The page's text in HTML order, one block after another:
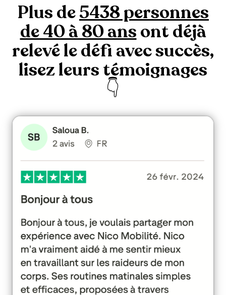
Plus de5438 personnes
de 40 à 80 ansont déjà
relevé le défi avec succès,
lisez leurs témoignages
👇